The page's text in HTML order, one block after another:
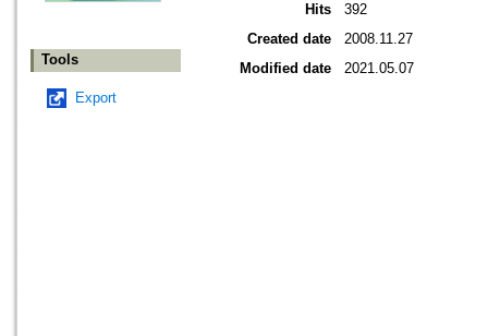
Tools
Export
Hits
392
Created date
2008.11.27
Modified date
2021.05.07